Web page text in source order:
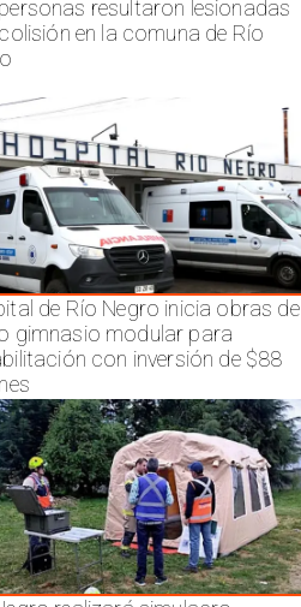
resultaron lesionadas
en la comuna de Río
de Río Negro inicia obras de
gimnasio modular para
con inversión de $88